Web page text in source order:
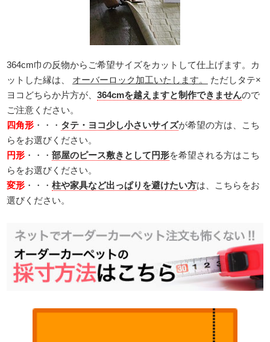
364cm巾の反物からご希望サイズをカットして仕上げます。カ
ットした縁は、 オーバーロック加工いたします。
ただしタテ×
ヨコどちらか片方が、364cmを越えますと制作できませんので
ご注意ください。
四角形 ・・・ タテ・ヨコ少し小さいサイズが希望の方は、こち
らをお選びください。
円形 ・・・部屋のピース敷きとして円形を希望される方はこち
らをお選びください。
変形 ・・・柱や家具など出っぱりを避けたい方は、こちらをお
選びください。